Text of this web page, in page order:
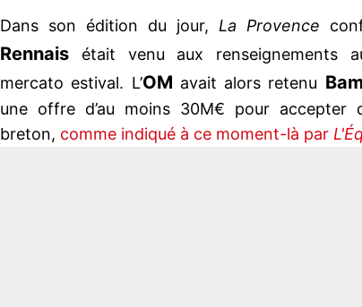
Dans son édition du jour, La Provence
Rennais était venu aux renseignements
mercato estival. L’OM avait alors retenu
une offre d’au moins 30M€ pour accepter
breton, comme indiqué à ce moment-là par